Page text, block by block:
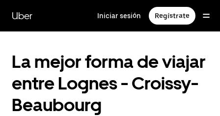
contenido
principal
Uber Iniciar sesión Regístrate
La mejor forma de viajar
entre Lognes - Croissy-
Beaubourg